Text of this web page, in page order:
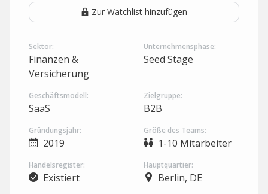
Zur Watchlist hinzufügen
Sektor:
Finanzen &
Versicherung
Unternehmensphase:
Seed Stage
Geschäftsmodell:
SaaS
Zielgruppe:
B2B
Gründungsjahr:
2019
Größe des Teams:
1-10 Mitarbeiter
Handelsregister:
Existiert
Hauptquartier:
Berlin, DE